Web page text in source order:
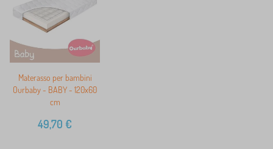
Materasso per bambini
Ourbaby - BABY - 120x60
cm
49,70 €